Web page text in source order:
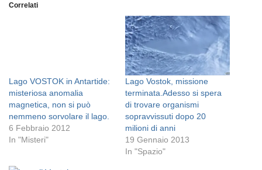
Correlati
Lago VOSTOK in Antartide:
misteriosa anomalia
magnetica, non si può
nemmeno sorvolare il lago.
6 Febbraio 2012
In "Misteri"
Lago Vostok, missione
terminata.Adesso si spera
di trovare organismi
sopravvissuti dopo 20
milioni di anni
19 Gennaio 2013
In "Spazio"